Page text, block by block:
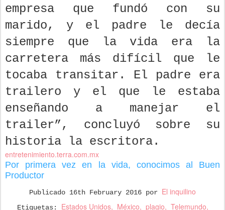
empresa que fundó con su
marido, y el padre le decía
siempre que la vida era la
carretera más difícil que le
tocaba transitar. El padre era
trailero y el que le estaba
enseñando a manejar el
trailer”, concluyó sobre su
historia la escritora.
entretenimiento.terra.com.mx
Por primera vez en la vida, conocimos al Buen
Productor
Publicado 16th February 2016 por El inquilino
Etiquetas: Estados Unidos México plagio Telemundo